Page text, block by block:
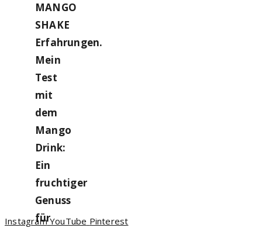
MANGO
SHAKE
Erfahrungen.
Mein
Test
mit
dem
Mango
Drink:
Ein
fruchtiger
Genuss
für
Instagram YouTube Pinterest